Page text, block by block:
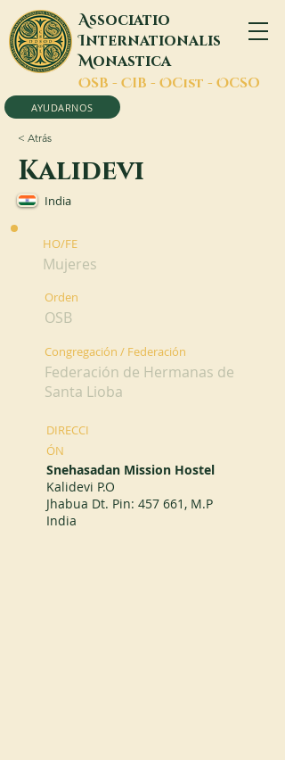
Associatio
Internationalis
Monastica
OSB - CIB - OCist - OCSO
AYUDARNOS
< Atrás
Kalidevi
India
HO/FE
Mujeres
Orden
OSB
Congregación / Federación
Federación de Hermanas de
Santa Lioba
DIRECCI
ÓN
Snehasadan Mission Hostel
Kalidevi P.O
Jhabua Dt. Pin: 457 661, M.P
India